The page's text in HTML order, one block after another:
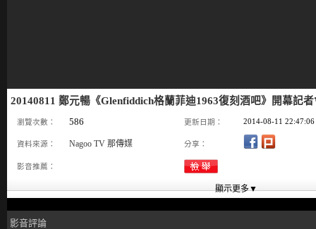
20140811 鄭元暢《Glenfiddich格蘭菲迪1963復刻酒吧》開幕記
瀏覽次數： 586 更新日期： 2014-08-11 22:47:06
資料來源： Nagoo TV 那傳媒 分享：
影音推薦：
影音評論